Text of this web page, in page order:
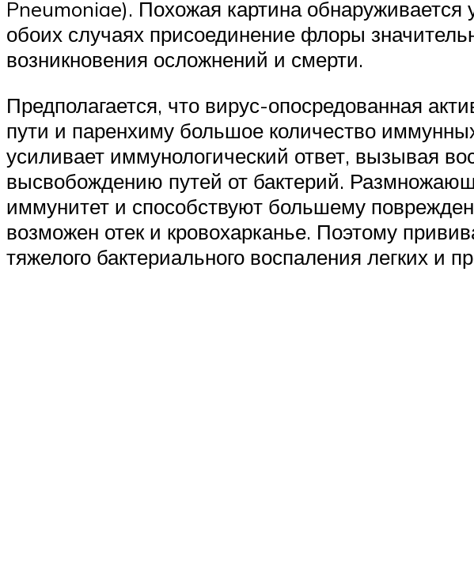
Pneumoniae). Похожая картина
обоих случаях присоединение флоры
возникновения осложнений и смерти.
Предполагается, что вирус-опосредованная
пути и паренхиму большое количество
усиливает иммунологический ответ, вызывая
высвобождению путей от бактерий.
иммунитет и способствуют большему
возможен отек и кровохарканье. Поэтому
тяжелого бактериального воспаления легких и